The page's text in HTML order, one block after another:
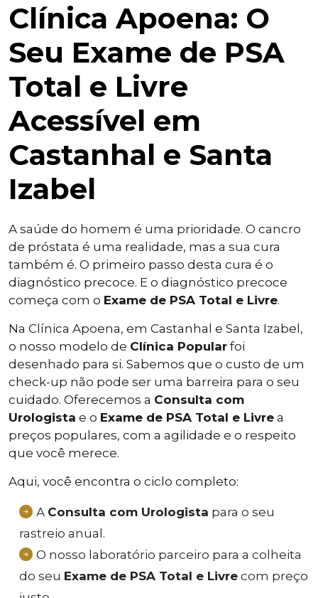
Clínica Apoena: O
Seu Exame de PSA
Total e Livre
Acessível em
Castanhal e Santa
Izabel
A saúde do homem é uma prioridade. O cancro
de próstata é uma realidade, mas a sua cura
também é. O primeiro passo desta cura é o
diagnóstico precoce. E o diagnóstico precoce
começa com o Exame de PSA Total e Livre.
Na Clínica Apoena, em Castanhal e Santa Izabel,
o nosso modelo de Clínica Popular foi
desenhado para si. Sabemos que o custo de um
check-up não pode ser uma barreira para o seu
cuidado. Oferecemos a Consulta com
Urologista e o Exame de PSA Total e Livre a
preços populares, com a agilidade e o respeito
que você merece.
Aqui, você encontra o ciclo completo:
A Consulta com Urologista para o seu
rastreio anual.
O nosso laboratório parceiro para a colheita
do seu Exame de PSA Total e Livre com preço